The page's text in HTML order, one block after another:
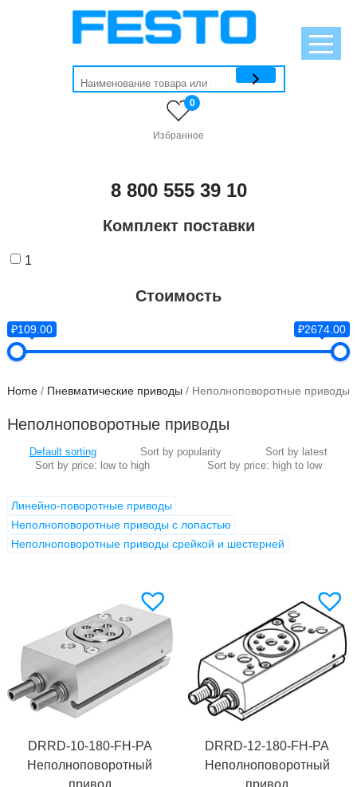
Избранное
0
8 800 555 39 10
Комплект поставки
1
Стоимость
₽109.00 ₽2674.00
Home / Пневматические приводы / Неполноповоротные приводы
Неполноповоротные приводы
Линейно-поворотные приводы
Неполноповоротные приводы с лопастью
Неполноповоротные приводы срейкой и шестерней
DRRD-10-180-FH-PA
Неполноповоротный
привод
DRRD-12-180-FH-PA
Неполноповоротный
привод